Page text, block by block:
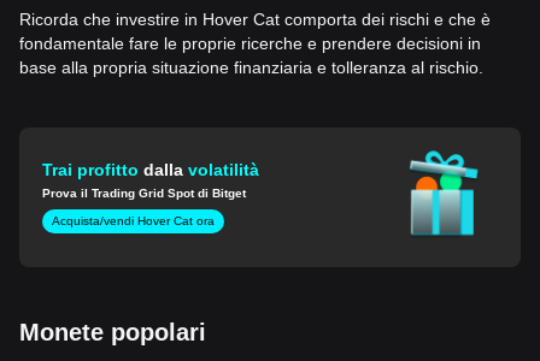
Ricorda che investire in Hover Cat comporta dei rischi e che è
fondamentale fare le proprie ricerche e prendere decisioni in
base alla propria situazione finanziaria e tolleranza al rischio.
Trai profittodallavolatilità
Prova il Trading Grid Spot di Bitget
Acquista/vendi Hover Cat ora
Monete popolari